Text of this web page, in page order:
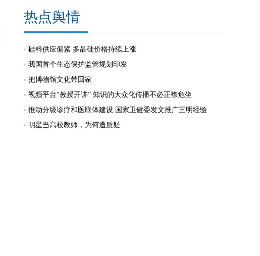
热点舆情
硅料供应偏紧 多晶硅价格持续上涨
我国首个生态保护监管规划印发
把博物馆文化带回家
视频平台“教授开讲” 知识的大众化传播不必正襟危坐
推动分级诊疗和医联体建设 国家卫健委发文推广三明经验
明星当高校教师，为何遭质疑